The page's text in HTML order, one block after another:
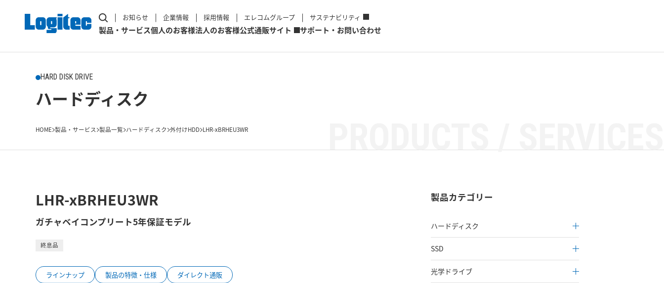
お知らせ 企業情報 採用情報 エレコムグループ サステナビリティ
製品・サービス個人のお客様法人のお客様公式通販サイト サポート・お問い合わせ
HARD DISK DRIVE
ハードディスク
HOME 製品・サービス 製品一覧 ハードディスク 外付けHDD LHR-xBRHEU3WR
LHR-xBRHEU3WR
ガチャベイコンプリート5年保証モデル
終息品
ラインナップ 製品の特徴・仕様 ダイレクト通販
製品カテゴリー
ハードディスク
SSD
光学ドライブ